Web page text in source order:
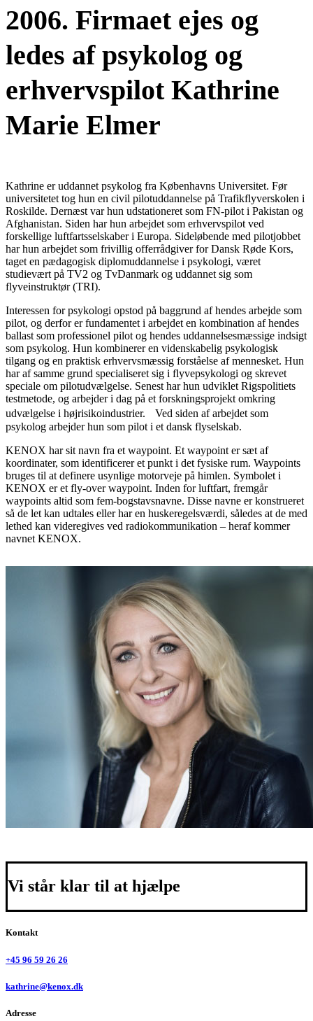
2006. Firmaet ejes og
ledes af psykolog og
erhvervspilot Kathrine
Marie Elmer
Kathrine er uddannet psykolog fra Københavns Universitet. Før
universitetet tog hun en civil pilotuddannelse på Trafikflyverskolen i
Roskilde. Dernæst var hun udstationeret som FN-pilot i Pakistan og
Afghanistan. Siden har hun arbejdet som erhvervspilot ved
forskellige luftfartsselskaber i Europa. Sideløbende med pilotjobbet
har hun arbejdet som frivillig offerrådgiver for Dansk Røde Kors,
taget en pædagogisk diplomuddannelse i psykologi, været
studievært på TV2 og TvDanmark og uddannet sig som
flyveinstruktør (TRI).
Interessen for psykologi opstod på baggrund af hendes arbejde som
pilot, og derfor er fundamentet i arbejdet en kombination af hendes
ballast som professionel pilot og hendes uddannelsesmæssige indsigt
som psykolog. Hun kombinerer en videnskabelig psykologisk
tilgang og en praktisk erhvervsmæssig forståelse af mennesket. Hun
har af samme grund specialiseret sig i flyvepsykologi og skrevet
speciale om pilotudvælgelse. Senest har hun udviklet Rigspolitiets
testmetode, og arbejder i dag på et forskningsprojekt omkring
udvælgelse i højrisikoindustrier. Ved siden af arbejdet som
psykolog arbejder hun som pilot i et dansk flyselskab.
KENOX har sit navn fra et waypoint. Et waypoint er sæt af
koordinater, som identificerer et punkt i det fysiske rum. Waypoints
bruges til at definere usynlige motorveje på himlen. Symbolet i
KENOX er et fly-over waypoint. Inden for luftfart, fremgår
waypoints altid som fem-bogstavsnavne. Disse navne er konstrueret
så de let kan udtales eller har en huskeregelsværdi, således at de med
lethed kan videregives ved radiokommunikation – heraf kommer
navnet KENOX.
Vi står klar til at hjælpe
Kontakt
+45 96 59 26 26
kathrine@kenox.dk
Adresse